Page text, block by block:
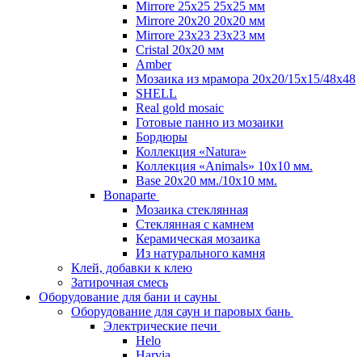
Mirrore 25х25 25x25 мм
Mirrore 20х20 20x20 мм
Mirrore 23х23 23x23 мм
Cristal 20х20 мм
Amber
Мозаика из мрамора 20х20/15х15/48х48
SHELL
Real gold mosaic
Готовые панно из мозаики
Бордюры
Коллекция «Natura»
Коллекция «Animals» 10х10 мм.
Base 20x20 мм./10х10 мм.
Bonaparte
Мозаика стеклянная
Стеклянная с камнем
Керамическая мозаика
Из натурального камня
Клей, добавки к клею
Затирочная смесь
Оборудование для бани и сауны
Оборудование для саун и паровых бань
Электрические печи
Helo